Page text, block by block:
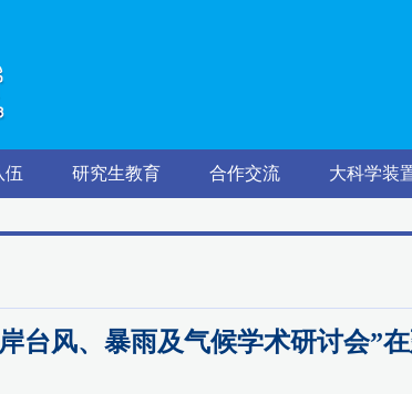
伍 研究生教育 合作交流 大科学装
台风、暴雨及气候学术研讨会”